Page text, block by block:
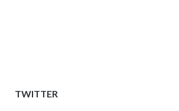
TWITTER